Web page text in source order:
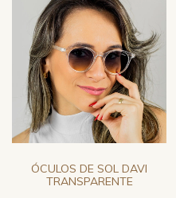
ÓCULOS DE SOL DAVI
TRANSPARENTE